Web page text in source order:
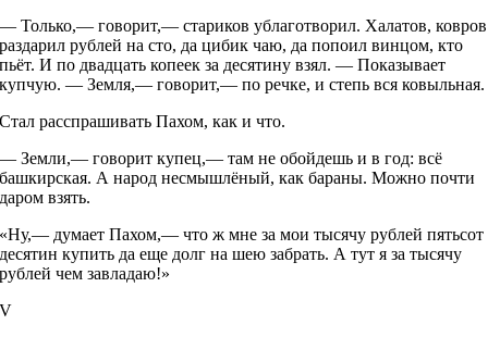
— Только,— говорит,— стариков ублаготворил. Халатов, ковров
раздарил рублей на сто, да цибик чаю, да попоил винцом, кто
пьёт. И по двадцать копеек за десятину взял. — Показывает
купчую. — Земля,— говорит,— по речке, и степь вся ковыльная.
Стал расспрашивать Пахом, как и что.
— Земли,— говорит купец,— там не обойдешь и в год: всё
башкирская. А народ несмышлёный, как бараны. Можно почти
даром взять.
«Ну,— думает Пахом,— что ж мне за мои тысячу рублей пятьсот
десятин купить да еще долг на шею забрать. А тут я за тысячу
рублей чем завладаю!»
V